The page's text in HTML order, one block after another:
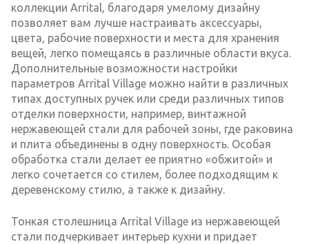
коллекции Arrital, благодаря умелому дизайну
позволяет вам лучше настраивать аксессуары,
цвета, рабочие поверхности и места для хранения
вещей, легко помещаясь в различные области вкуса.
Дополнительные возможности настройки
параметров Arrital Village можно найти в различных
типах доступных ручек или среди различных типов
отделки поверхности, например, винтажной
нержавеющей стали для рабочей зоны, где раковина
и плита объединены в одну поверхность. Особая
обработка стали делает ее приятно «обжитой» и
легко сочетается со стилем, более подходящим к
деревенскому стилю, а также к дизайну.
Тонкая столешница Arrital Village из нержавеющей
стали подчеркивает интерьер кухни и придает